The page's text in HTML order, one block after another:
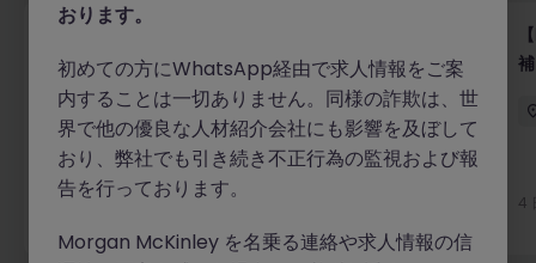
｜年収800万円以上
東京 正社員 業界水準による
4 日前 4
おります。
初めての方にWhatsApp経由で求人情報をご案
内することは一切ありません。同様の詐欺は、世
界で他の優良な人材紹介会社にも影響を及ぼして
おり、弊社でも引き続き不正行為の監視および報
告を行っております。
Morgan McKinley を名乗る連絡や求人情報の信